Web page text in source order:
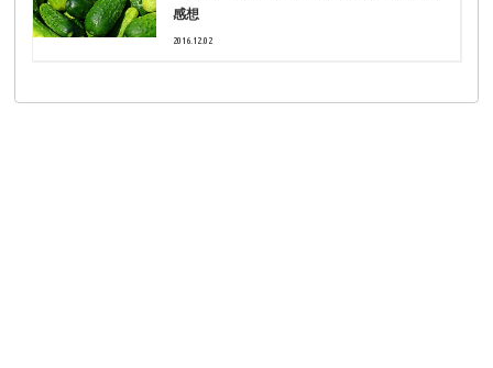
感想
2016.12.02